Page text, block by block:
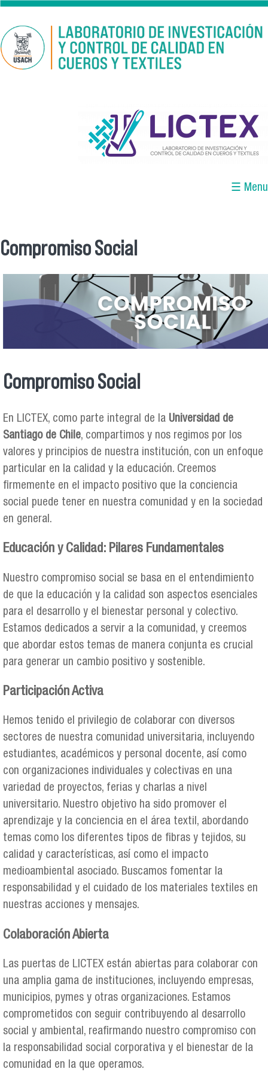
Pasar al contenido principal
logo_lictex_mesa_de_trabajo_1.png
☰ Menu
Se encuentra usted aquí
Compromiso Social
Compromiso Social
En LICTEX, como parte integral de la Universidad de
Santiago de Chile, compartimos y nos regimos por los
valores y principios de nuestra institución, con un enfoque
particular en la calidad y la educación. Creemos
firmemente en el impacto positivo que la conciencia
social puede tener en nuestra comunidad y en la sociedad
en general.
Educación y Calidad: Pilares Fundamentales
Nuestro compromiso social se basa en el entendimiento
de que la educación y la calidad son aspectos esenciales
para el desarrollo y el bienestar personal y colectivo.
Estamos dedicados a servir a la comunidad, y creemos
que abordar estos temas de manera conjunta es crucial
para generar un cambio positivo y sostenible.
Participación Activa
Hemos tenido el privilegio de colaborar con diversos
sectores de nuestra comunidad universitaria, incluyendo
estudiantes, académicos y personal docente, así como
con organizaciones individuales y colectivas en una
variedad de proyectos, ferias y charlas a nivel
universitario. Nuestro objetivo ha sido promover el
aprendizaje y la conciencia en el área textil, abordando
temas como los diferentes tipos de fibras y tejidos, su
calidad y características, así como el impacto
medioambiental asociado. Buscamos fomentar la
responsabilidad y el cuidado de los materiales textiles en
nuestras acciones y mensajes.
Colaboración Abierta
Las puertas de LICTEX están abiertas para colaborar con
una amplia gama de instituciones, incluyendo empresas,
municipios, pymes y otras organizaciones. Estamos
comprometidos con seguir contribuyendo al desarrollo
social y ambiental, reafirmando nuestro compromiso con
la responsabilidad social corporativa y el bienestar de la
comunidad en la que operamos.